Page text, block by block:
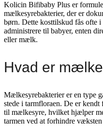
Kolicin Bifibaby Plus er
mælkesyrebakterier, der er
børn. Dette kosttilskud fås ofte
administrere til babyer, enten
eller mælk.
Hvad er
Mælkesyrebakterier er en type
stede i tarmfloraen. De er
til mælkesyre, hvilket hjælper
tarmen ved at forhindre